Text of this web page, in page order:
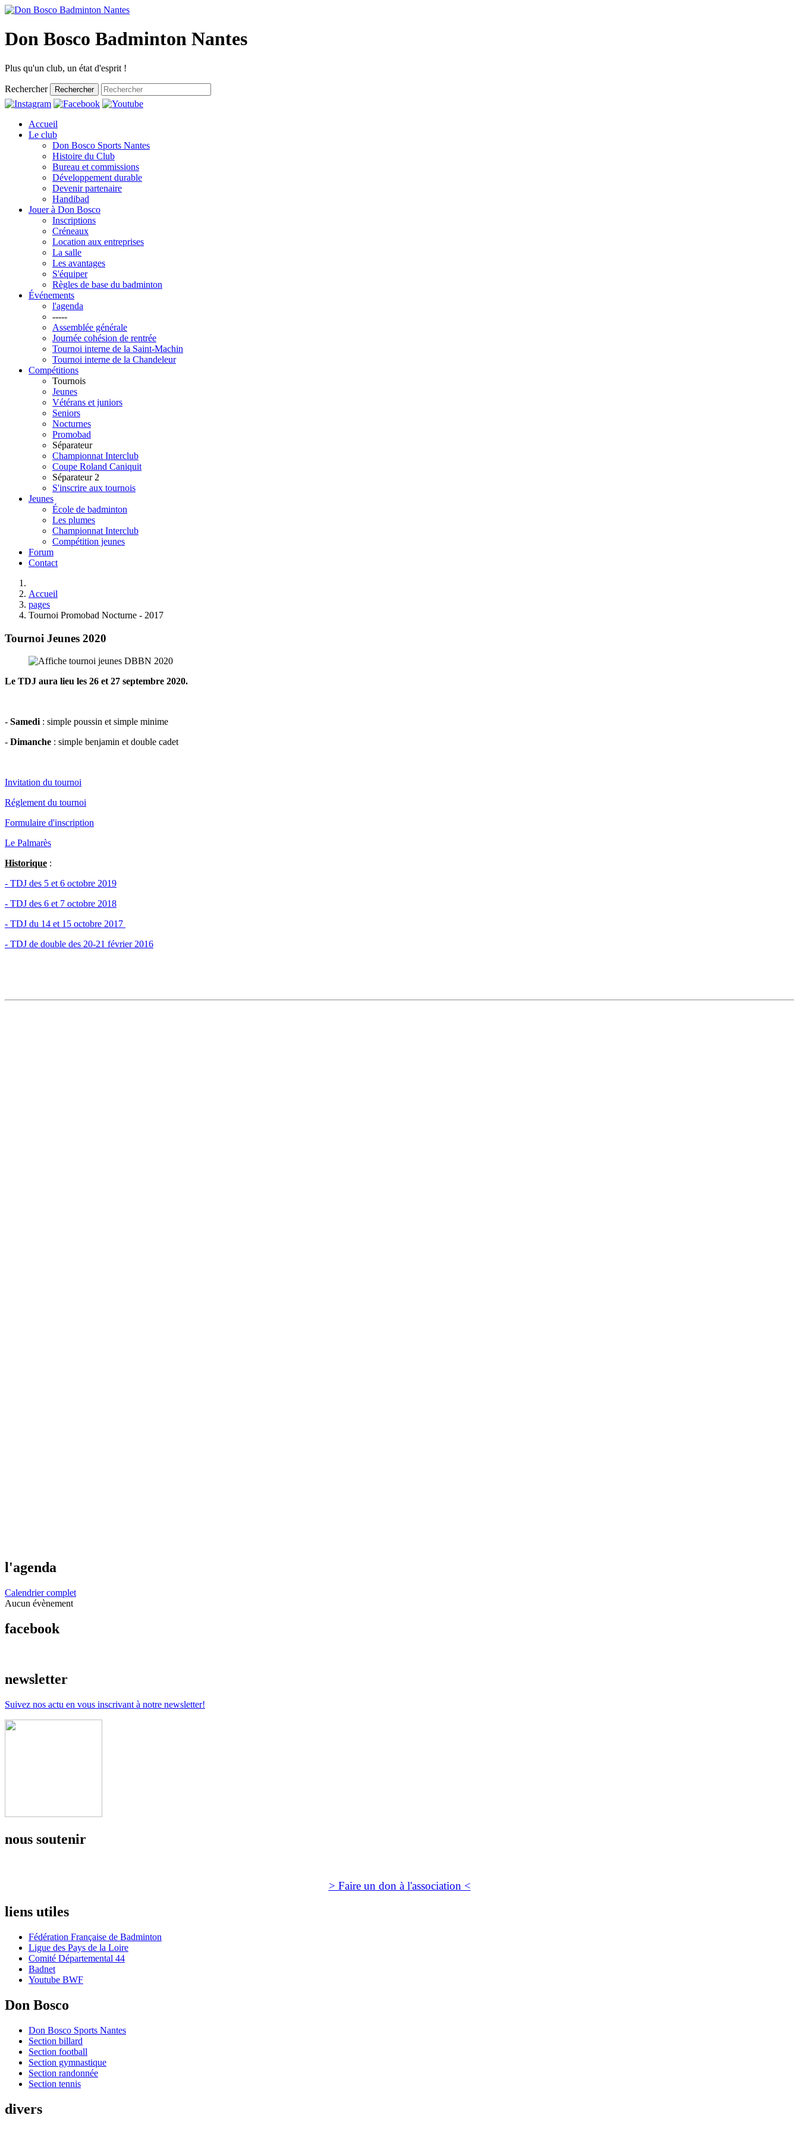
Don Bosco Badminton Nantes
Plus qu'un club, un état d'esprit !
Rechercher Rechercher
Accueil
Le club
Don Bosco Sports Nantes
Histoire du Club
Bureau et commissions
Développement durable
Devenir partenaire
Handibad
Jouer à Don Bosco
Inscriptions
Créneaux
Location aux entreprises
La salle
Les avantages
S'équiper
Règles de base du badminton
Événements
l'agenda
-----
Assemblée générale
Journée cohésion de rentrée
Tournoi interne de la Saint-Machin
Tournoi interne de la Chandeleur
Compétitions
Tournois
Jeunes
Vétérans et juniors
Seniors
Nocturnes
Promobad
Séparateur
Championnat Interclub
Coupe Roland Caniquit
Séparateur 2
S'inscrire aux tournois
Jeunes
École de badminton
Les plumes
Championnat Interclub
Compétition jeunes
Forum
Contact
Accueil
pages
Tournoi Promobad Nocturne - 2017
Tournoi Jeunes 2020
Le TDJ aura lieu les 26 et 27 septembre 2020.
- Samedi : simple poussin et simple minime
- Dimanche : simple benjamin et double cadet
Invitation du tournoi
Réglement du tournoi
Formulaire d'inscription
Le Palmarès
Historique :
- TDJ des 5 et 6 octobre 2019
- TDJ des 6 et 7 octobre 2018
- TDJ du 14 et 15 octobre 2017
- TDJ de double des 20-21 février 2016
l'agenda
Calendrier complet
Aucun évènement
facebook
newsletter
Suivez nos actu en vous inscrivant à notre newsletter!
nous soutenir
> Faire un don à l'association <
liens utiles
Fédération Française de Badminton
Ligue des Pays de la Loire
Comité Départemental 44
Badnet
Youtube BWF
Don Bosco
Don Bosco Sports Nantes
Section billard
Section football
Section gymnastique
Section randonnée
Section tennis
divers